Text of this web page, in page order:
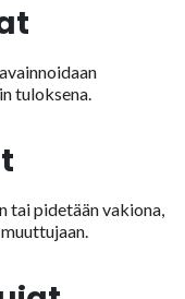
tuloksena.
tai pidetään vakiona,